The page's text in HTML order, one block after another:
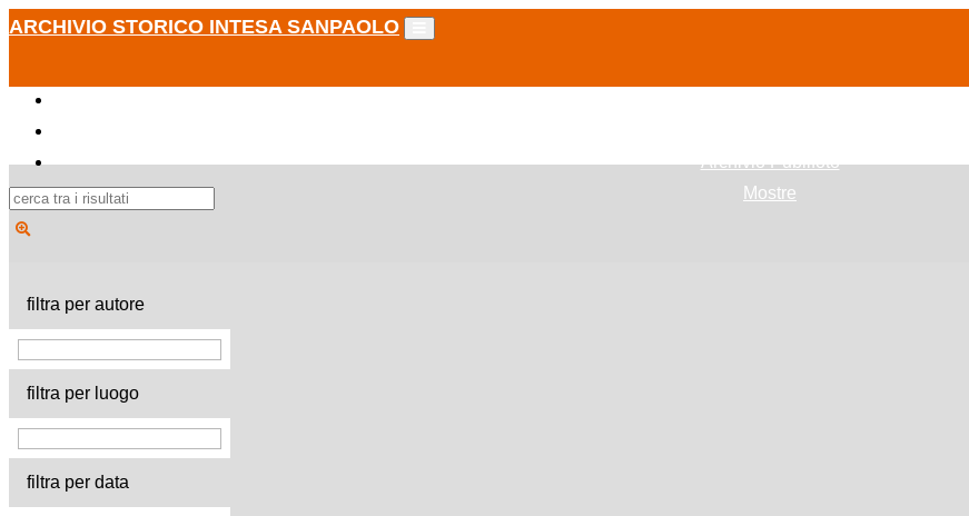
ARCHIVIO STORICO INTESA SANPAOLO
Archivio Publifoto
Mostre
filtra per autore
filtra per luogo
filtra per data